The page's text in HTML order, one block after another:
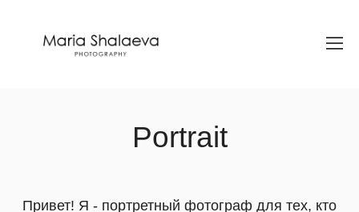
Portrait
Привет! Я - портретный фотограф для тех, кто